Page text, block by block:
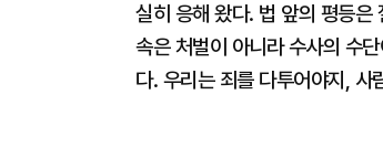
실히 응해 왔다. 법 앞의 평등은
속은 처벌이 아니라 수사의 수
다. 우리는 죄를 다투어야지, 사